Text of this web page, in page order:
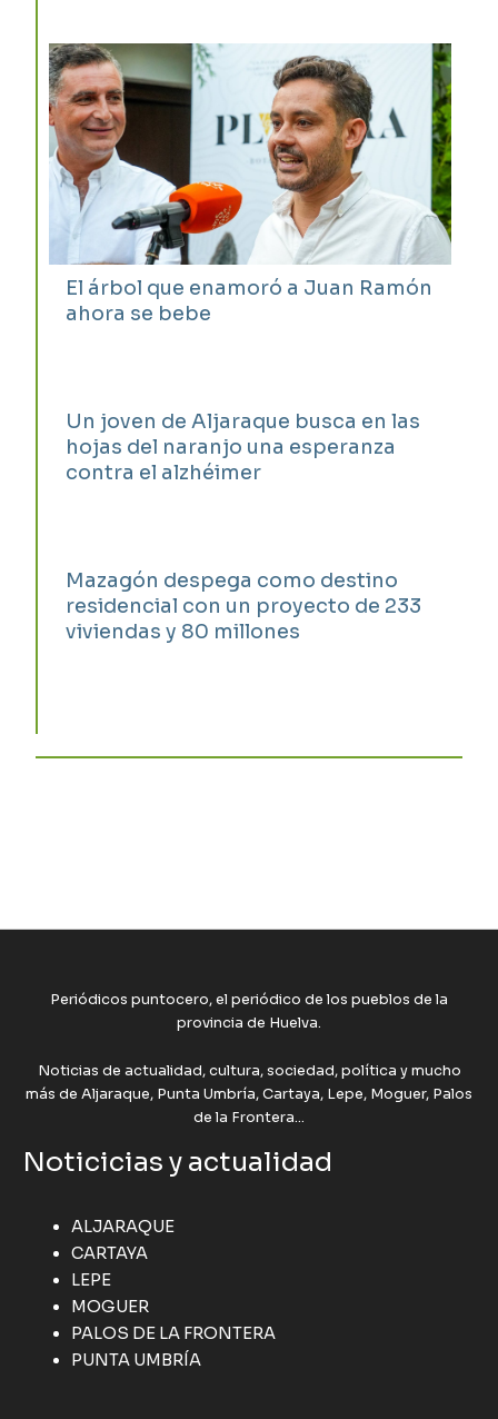
El árbol que enamoró a Juan Ramón
ahora se bebe
Un joven de Aljaraque busca en las
hojas del naranjo una esperanza
contra el alzhéimer
Mazagón despega como destino
residencial con un proyecto de 233
viviendas y 80 millones
Periódicos puntocero, el periódico de los pueblos de la
provincia de Huelva.
Noticias de actualidad, cultura, sociedad, política y mucho
más de Aljaraque, Punta Umbría, Cartaya, Lepe, Moguer, Palos
de la Frontera...
Noticicias y actualidad
ALJARAQUE
CARTAYA
LEPE
MOGUER
PALOS DE LA FRONTERA
PUNTA UMBRÍA